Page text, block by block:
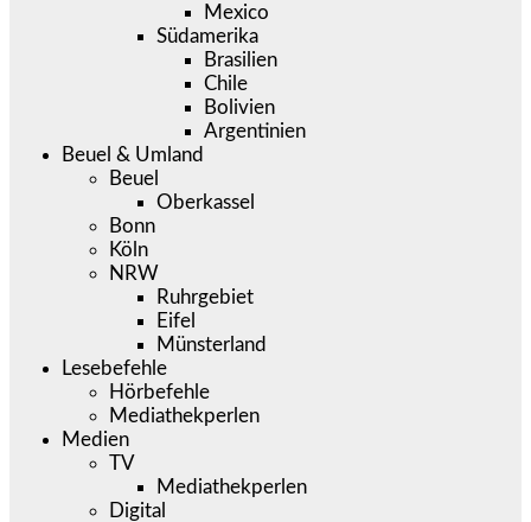
Mexico
Südamerika
Brasilien
Chile
Bolivien
Argentinien
Beuel & Umland
Beuel
Oberkassel
Bonn
Köln
NRW
Ruhrgebiet
Eifel
Münsterland
Lesebefehle
Hörbefehle
Mediathekperlen
Medien
TV
Mediathekperlen
Digital